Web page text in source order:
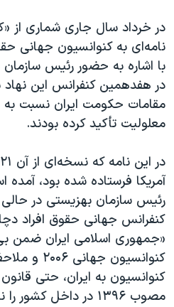
در خرداد سال جاری شماری از
نامه‌ای به کنوانسیون جهانی
با اشاره به حضور رئیس
در هفدهمین کنفرانس این نهاد
مقامات حکومت ایران نسبت به
معلولیت تأکید کرده‌ بودند.
آمریکا فرستاده شده بود،
رئیس سازمان بهزیستی در
کنفرانس جهانی حقوق افراد
«جمهوری اسلامی ایران ضمن
کنوانسیون
کنوانسیون به ایران، حتی
مصوب ۱۳۹۶ در داخل کشور را نیز اجرا نکرده است.»